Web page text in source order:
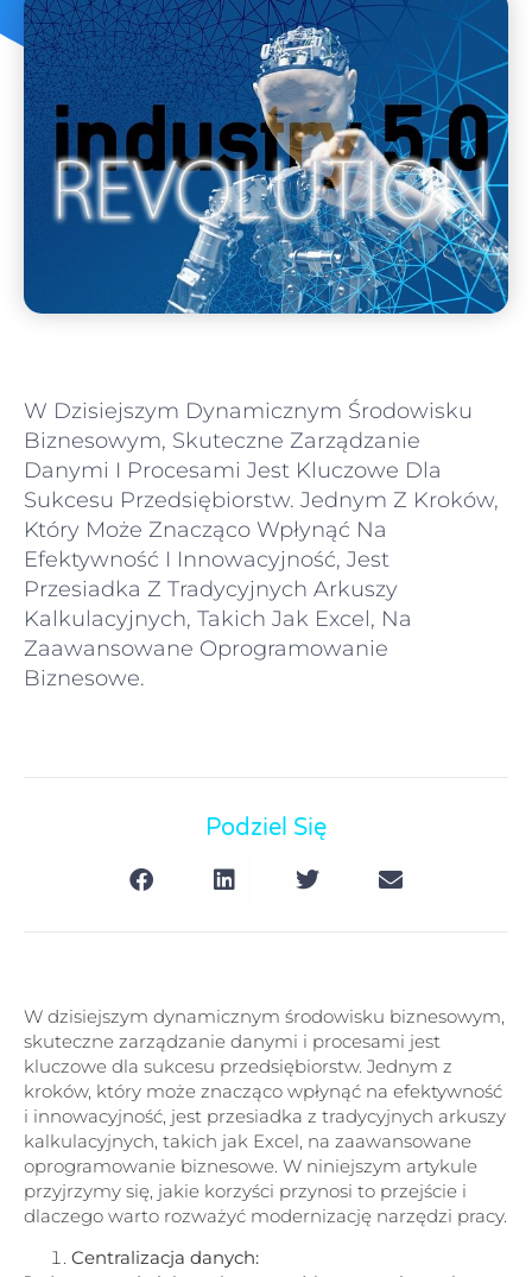
W Dzisiejszym Dynamicznym Środowisku
Biznesowym, Skuteczne Zarządzanie
Danymi I Procesami Jest Kluczowe Dla
Sukcesu Przedsiębiorstw. Jednym Z Kroków,
Który Może Znacząco Wpłynąć Na
Efektywność I Innowacyjność, Jest
Przesiadka Z Tradycyjnych Arkuszy
Kalkulacyjnych, Takich Jak Excel, Na
Zaawansowane Oprogramowanie
Biznesowe.
Podziel Się
W dzisiejszym dynamicznym środowisku biznesowym,
skuteczne zarządzanie danymi i procesami jest
kluczowe dla sukcesu przedsiębiorstw. Jednym z
kroków, który może znacząco wpłynąć na efektywność
i innowacyjność, jest przesiadka z tradycyjnych arkuszy
kalkulacyjnych, takich jak Excel, na zaawansowane
oprogramowanie biznesowe. W niniejszym artykule
przyjrzymy się, jakie korzyści przynosi to przejście i
dlaczego warto rozważyć modernizację narzędzi pracy.
Centralizacja danych: